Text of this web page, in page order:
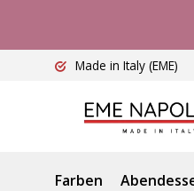
Made in Italy (EME)
Farben